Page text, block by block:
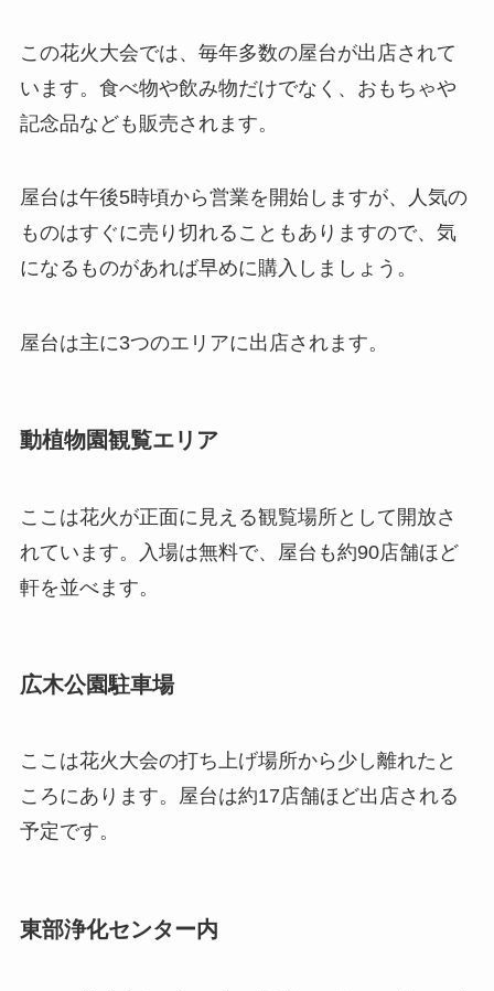
この花火大会では、毎年多数の屋台が出店されて
います。食べ物や飲み物だけでなく、おもちゃや
記念品なども販売されます。
屋台は午後5時頃から営業を開始しますが、人気の
ものはすぐに売り切れることもありますので、気
になるものがあれば早めに購入しましょう。
屋台は主に3つのエリアに出店されます。
動植物園観覧エリア
ここは花火が正面に見える観覧場所として開放さ
れています。入場は無料で、屋台も約90店舗ほど
軒を並べます。
広木公園駐車場
ここは花火大会の打ち上げ場所から少し離れたと
ころにあります。屋台は約17店舗ほど出店される
予定です。
東部浄化センター内